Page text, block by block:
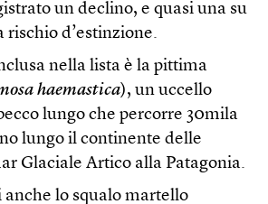
un declino, e quasi una su
rischio d’estinzione.
nella lista è la pittima
haemastica), un uccello
lungo che percorre 30mila
lungo il continente delle
Glaciale Artico alla Patagonia.
anche lo squalo martello